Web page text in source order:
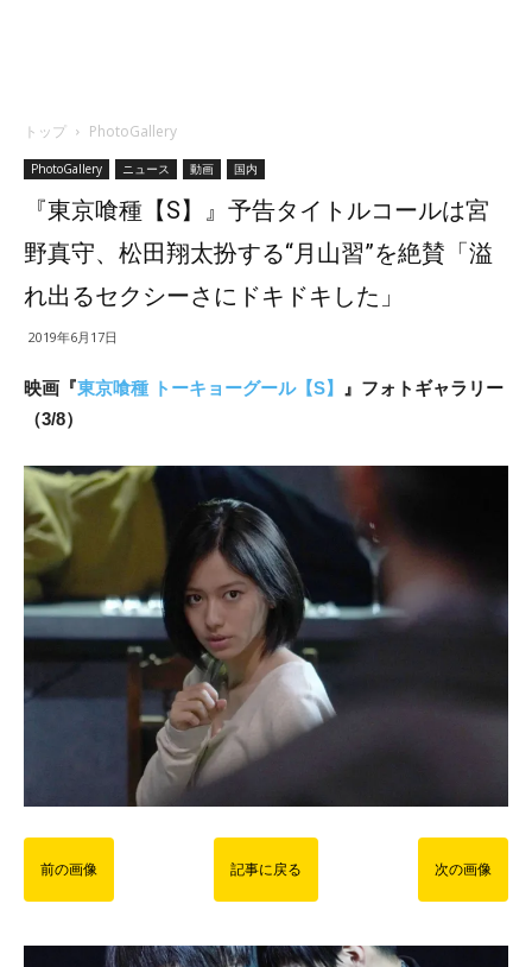
トップ PhotoGallery
PhotoGallery ニュース 動画 国内
『東京喰種【S】』予告タイトルコールは宮
野真守、松田翔太扮する“月山習”を絶賛「溢
れ出るセクシーさにドキドキした」
2019年6月17日
映画『東京喰種 トーキョーグール【S】
』フォトギャラリー
（3/8）
前の画像 記事に戻る 次の画像